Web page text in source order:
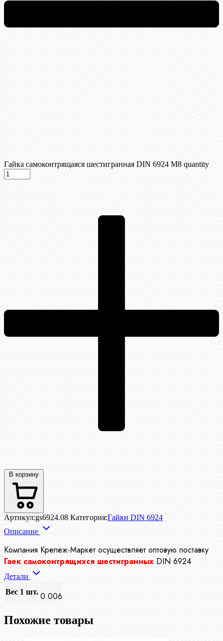
Гайка самоконтрящаяся шестигранная DIN 6924 М8 quantity
В корзину
Артикул:gs6924.08 Категория:Гайки DIN 6924
Описание
Компания Крепеж-Маркет осуществляет оптовую поставку
Гаек самоконтрящихся шестигранных DIN 6924
Детали
Вес 1 шт. 0.006
Похожие товары